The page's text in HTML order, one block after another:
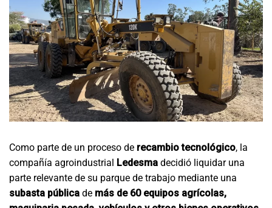
Como parte de un proceso de recambio tecnológico, la
compañía agroindustrial Ledesma decidió liquidar una
parte relevante de su parque de trabajo mediante una
subasta pública de más de 60 equipos agrícolas,